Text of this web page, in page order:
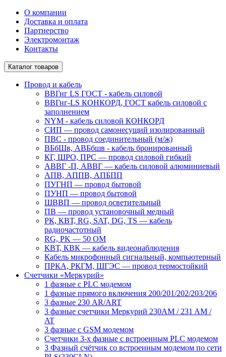
О компании
Доставка и оплата
Партнерство
Электромонтаж
Контакты
Каталог товаров
Провод и кабель
ВВГнг LS ГОСТ - кабель силовой
ВВГнг-LS КОНКОРД, ГОСТ кабель силовой с
заполнением
NYM - кабель силовой КОНКОРД
СИП ― провод самонесущий изолированный
ПВС - провод соединительный (м/ж)
ВБбШв, АВБбшв - кабель бронированный
КГ, ШРО, ПРС ― провод силовой гибкий
АВВГ -П, АВВГ ― кабель силовой алюминиевый
АПВ, АППВ, АПБПП
ПУГНП — провод бытовой
ПУНП — провод бытовой
ШВВП — провод осветительный
ПВ ― провод установочный медный
РК, КВТ, RG, SAT, DG, TS ― кабель
радиочастотный
RG, PK ― 50 ОМ
КВТ, КВК ― кабель видеонаблюдения
Кабель микрофонный сигнальный, компьютерный
ПРКА, РКГМ, ШГЭС ― провод термостойкий
Счетчики «Меркурий»
1 фазные с PLC модемом
1 фазные прямого включения 200/201/202/203/206
3 фазные 230 AR/ART
3 фазные счетчики Меркурий 230AM / 231 AM /
AT
3 фазные с GSM модемом
Счетчики 3-х фазные с встроенным PLC модемом
3 Фазный счётчик со встроенным модемом по сети